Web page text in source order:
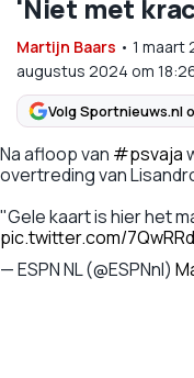
'Niet met
Martijn Baars • 1 maart
augustus 2024 om
Volg Sportnieuws.nl
Na afloop van #psvaja
overtreding van
"Gele kaart is hier het
pic.twitter.com/
— ESPN NL (@ESPNnl)